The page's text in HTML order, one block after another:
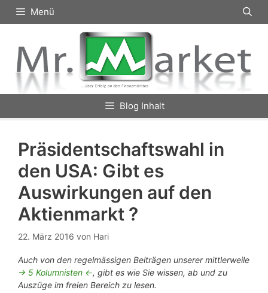
Inhalt
Menü
Blog Inhalt
Präsidentschaftswahl in
den USA: Gibt es
Auswirkungen auf den
Aktienmarkt ?
22. März 2016 von Hari
Auch von den regelmässigen Beiträgen unserer mittlerweile
-> 5 Kolumnisten <-, gibt es wie Sie wissen, ab und zu
Auszüge im freien Bereich zu lesen.